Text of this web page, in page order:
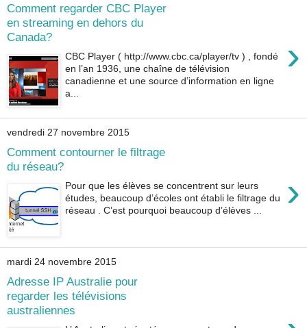
Comment regarder CBC Player
en streaming en dehors du
Canada?
›
CBC Player ( http://www.cbc.ca/player/tv ) , fondé
en l’an 1936, une chaîne de télévision
canadienne et une source d’information en ligne
a...
vendredi 27 novembre 2015
Comment contourner le filtrage
du réseau?
›
Pour que les élèves se concentrent sur leurs
études, beaucoup d’écoles ont établi le filtrage du
réseau . C’est pourquoi beaucoup d’élèves ...
mardi 24 novembre 2015
Adresse IP Australie pour
regarder les télévisions
australiennes